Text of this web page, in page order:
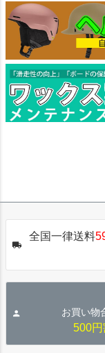
全国一律送料
お買い物
500円